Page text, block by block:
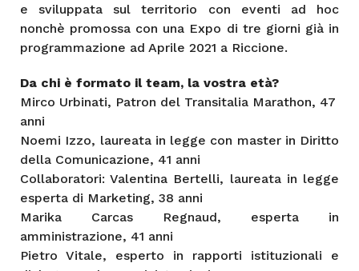
e sviluppata sul territorio con eventi ad hoc
nonchè promossa con una Expo di tre giorni già in
programmazione ad Aprile 2021 a Riccione.
Da chi è formato il team, la vostra età?
Mirco Urbinati, Patron del Transitalia Marathon, 47
anni
Noemi Izzo, laureata in legge con master in Diritto
della Comunicazione, 41 anni
Collaboratori: Valentina Bertelli, laureata in legge
esperta di Marketing, 38 anni
Marika Carcas Regnaud, esperta in
amministrazione, 41 anni
Pietro Vitale, esperto in rapporti istituzionali e